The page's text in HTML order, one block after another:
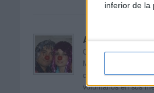
inferior de la
Acerca de
Orientación Andújar
Maribel, que
dentro del blog y en
voluntarios en sus